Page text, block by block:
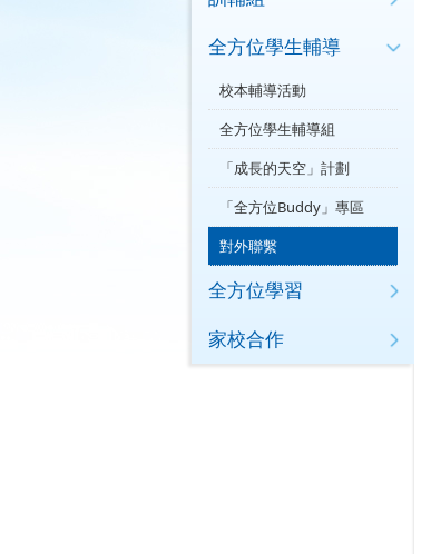
全方位學生輔導
校本輔導活動
全方位學生輔導組
「成長的天空」計劃
「全方位Buddy」專區
對外聯繫
全方位學習
家校合作